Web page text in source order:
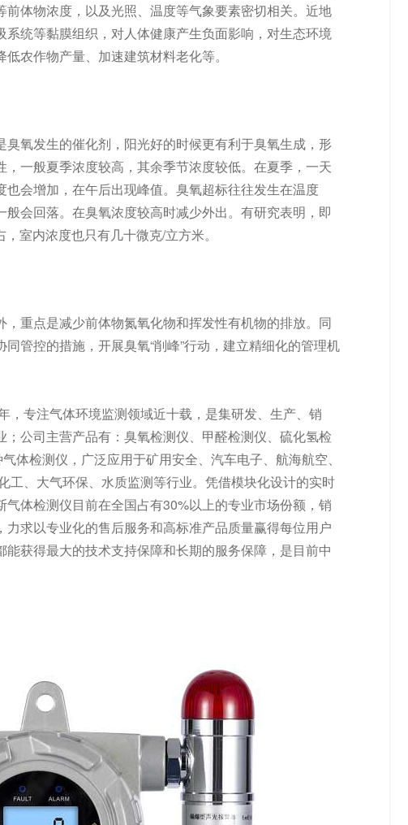
体物浓度，以及光照、温度等气象要素密切相关。近地
统等黏膜组织，对人体健康产生负面影响，对生态环境
农作物产量、加速建筑材料老化等。
氧发生的催化剂，阳光好的时候更有利于臭氧生成，形
一般夏季浓度较高，其余季节浓度较低。在夏季，一天
会增加，在午后出现峰值。臭氧超标往往发生在温度
会回落。在臭氧浓度较高时减少外出。有研究表明，即
室内浓度也只有几十微克/立方米。
重点是减少前体物氮氧化物和挥发性有机物的排放。同
管控的措施，开展臭氧“削峰”行动，建立精细化的管理机
，专注气体环境监测领域近十载，是集研发、生产、销
公司主营产品有：臭氧检测仪、甲醛检测仪、硫化氢检
体检测仪，广泛应用于矿用安全、汽车电子、航海航空、
工、大气环保、水质监测等行业。凭借模块化设计的实时
体检测仪目前在全国占有30%以上的专业市场份额，销
求以专业化的售后服务和高标准产品质量赢得每位用户
获得最大的技术支持保障和长期的服务保障，是目前中